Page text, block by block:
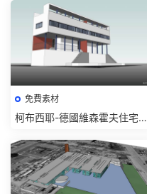
免費素材
柯布西耶-德國維森霍夫住宅展